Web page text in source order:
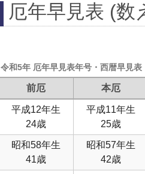
厄年早見表 (数
令和5年 厄年早見表年号・西暦早見表
前厄 本厄
平成12年生
24歳
平成11年生
25歳
昭和58年生
41歳
昭和57年生
42歳